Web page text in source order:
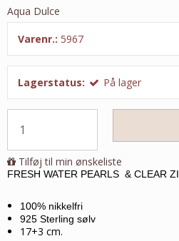
Aqua Dulce
Varenr.: 5967
Lagerstatus: På lager
Tilføj til min ønskeliste
FRESH WATER PEARLS & CLEAR
100% nikkelfri
925 Sterling sølv
17+3 cm.